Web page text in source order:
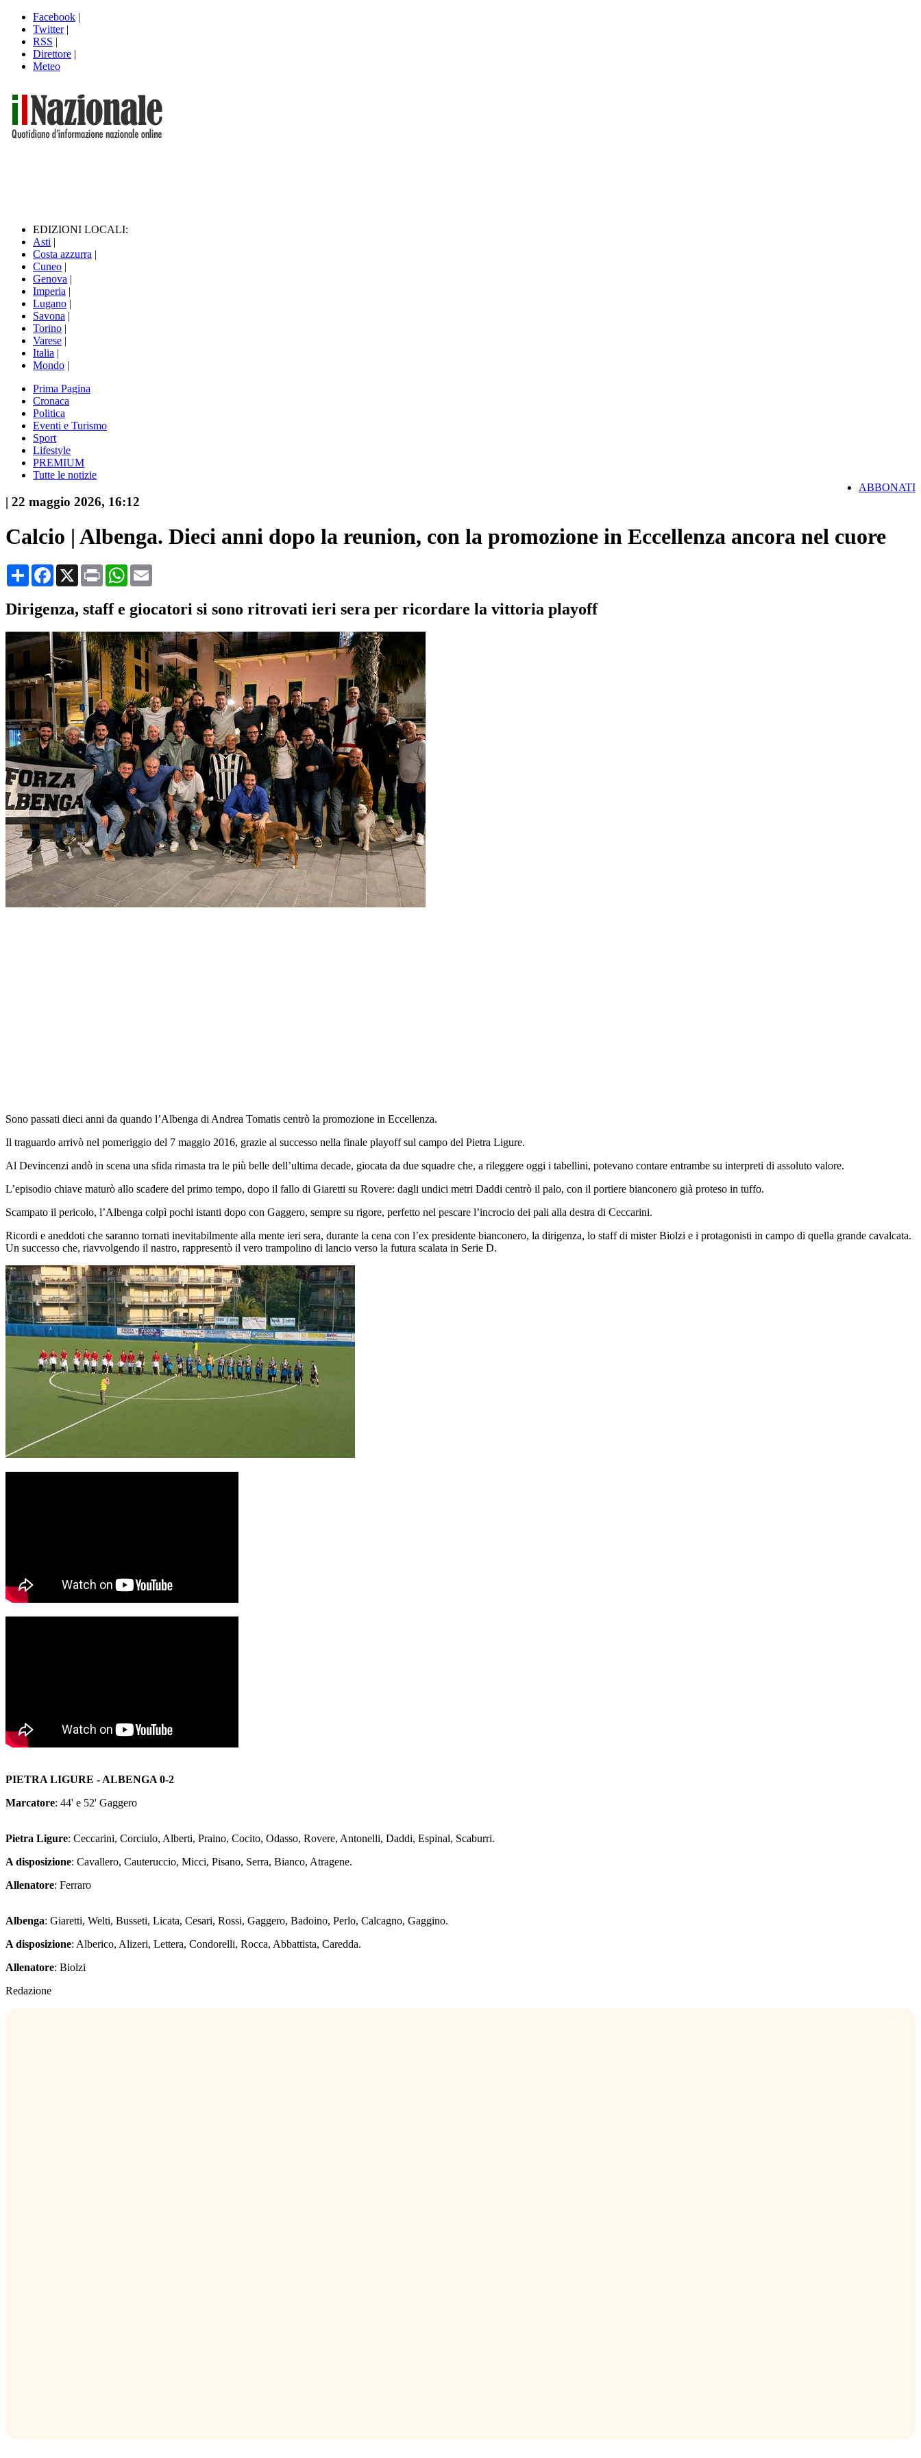
Facebook |
Twitter|
RSS |
Direttore |
Meteo
EDIZIONI LOCALI:
Asti |
Costa azzurra |
Cuneo |
Genova |
Imperia |
Lugano |
Savona |
Torino |
Varese |
Italia |
Mondo |
Prima Pagina
Cronaca
Politica
Eventi e Turismo
Sport
Lifestyle
PREMIUM
Tutte le notizie
ABBONATI
| 22 maggio 2026, 16:12
Calcio | Albenga. Dieci anni dopo la reunion, con la promozione in Eccellenza ancora nel cuore
CondividiFacebook
X Print WhatsApp
Dirigenza, staff e giocatori si sono ritrovati ieri sera per ricordare la vittoria playoff
Sono passati dieci anni da quando l’Albenga di Andrea Tomatis centrò la promozione in Eccellenza.
Il traguardo arrivò nel pomeriggio del 7 maggio 2016, grazie al successo nella finale playoff sul campo del Pietra Ligure.
Al Devincenzi andò in scena una sfida rimasta tra le più belle dell’ultima decade, giocata da due squadre che, a rileggere oggi i tabellini, potevano contare entrambe su interpreti di assoluto valore.
L’episodio chiave maturò allo scadere del primo tempo, dopo il fallo di Giaretti su Rovere: dagli undici metri Daddi centrò il palo, con il portiere bianconero già proteso in tuffo.
Scampato il pericolo, l’Albenga colpì pochi istanti dopo con Gaggero, sempre su rigore, perfetto nel pescare l’incrocio dei pali alla destra di Ceccarini.
Ricordi e aneddoti che saranno tornati inevitabilmente alla mente ieri sera, durante la cena con l’ex presidente bianconero, la dirigenza, lo staff di mister Biolzi e i protagonisti in campo di quella grande cavalcata.
Un successo che, riavvolgendo il nastro, rappresentò il vero trampolino di lancio verso la futura scalata in Serie D.
PIETRA LIGURE - ALBENGA 0-2
Marcatore: 44' e 52' Gaggero
Pietra Ligure: Ceccarini, Corciulo, Alberti, Praino, Cocito, Odasso, Rovere, Antonelli, Daddi, Espinal, Scaburri.
A disposizione: Cavallero, Cauteruccio, Micci, Pisano, Serra, Bianco, Atragene.
Allenatore: Ferraro
Albenga: Giaretti, Welti, Busseti, Licata, Cesari, Rossi, Gaggero, Badoino, Perlo, Calcagno, Gaggino.
A disposizione: Alberico, Alizeri, Lettera, Condorelli, Rocca, Abbattista, Caredda.
Allenatore: Biolzi
Redazione